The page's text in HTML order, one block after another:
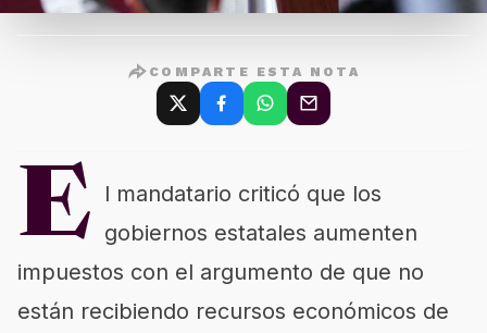
COMPARTE ESTA NOTA
E
l mandatario criticó que los
gobiernos estatales aumenten
impuestos con el argumento de que no
están recibiendo recursos económicos de